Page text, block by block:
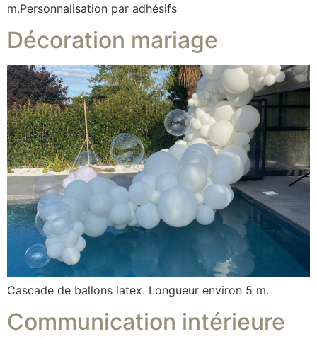
m.Personnalisation par adhésifs
Décoration mariage
Cascade de ballons latex. Longueur environ 5 m.
Communication intérieure